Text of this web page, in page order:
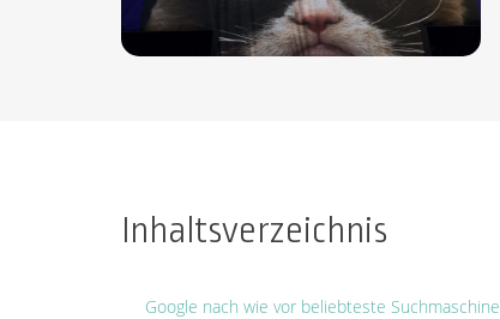
Inhaltsverzeichnis
Google nach wie vor beliebteste Suchmaschine